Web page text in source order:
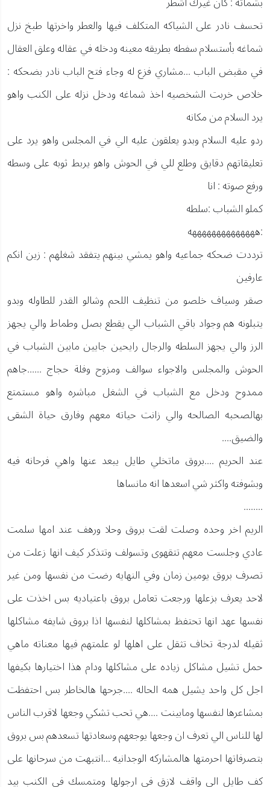
تحسف نادر على الشياكه المتكلف فيها والعطر واخرتها طبخ نزل
شماغه بأستسلام سفطه بطريقه معينه ودخله في عقاله وعلق العقال
في مقبض الباب ...مشاري فزع له وجاء فتح الباب نادر بضحكه :
خلاص خربت الشخصيه اخذ شماغه ودخل نزله على الكنب واهو
يرد السلام من مكانه
ردو عليه السلام وبدو يعلقون عليه الي في المجلس واهو يرد على
تعليقاتهم دقايق وطلع للي في الحوش واهو يربط ثوبه على وسطه
ورفع صوته : انا
كملو الشباب :سلطه
:ههههههههههههههه
ترددت ضحكه جماعيه واهو يمشي بينهم يتفقد شغلهم : زين انكم
عارفين
صقر وسياف خلصو من تنظيف اللحم وشالو القدر للطاوله وبدو
يتبلونه هم وجواد باقي الشباب الي يقطع بصل وطماط والي يجهز
الرز والي يجهز السلطه والرجال رايحين جايين مابين الشباب في
الحوش والمجلس والاجواء سوالف ومزوح وفلة حجاج ......جاهم
ممدوح ودخل مع الشباب في الشغل مباشره واهو مستمتع
بهالصحبه الصالحه والي زانت حياته معهم وفارق حياة الشقى
والضيق....
عند الحريم ....بروق ماتخلي طايل يبعد عنها واهي فرحانه فيه
وبشوفته واكثر شي اسعدها انه مانساها
........
الريم اخر وحده وصلت لقت بروق وحلا ورهف عند امها سلمت
عادي وجلست معهم تتقهوى وتسولف وتتذكر كيف انها زعلت من
تصرف بروق يومين زمان وفي النهايه رضت من نفسها ومن غير
لاحد يعرف بزعلها ورجعت تعامل بروق باعتياديه بس اخذت على
نفسها عهد انها تحتفظ بمشاكلها لنفسها اذا بروق شايفه مشاكلها
ثقيله لدرجة تخاف تثقل على اهلها لو علمتهم فيها معناته ماهي
حمل تشيل مشاكل زياده على مشاكلها ودام هذا اختيارها بكيفها
اجل كل واحد يشيل همه الحاله ....جرحها هالخاطر بس احتفظت
بمشاعرها لنفسها ومابينت ....هي تحب تشكي وجعها لاقرب الناس
لها للناس الي تعرف ان وجعها يوجعهم وسعادتها تسعدهم بس بروق
بتصرفاتها احرمتها هالمشاركه الوجدانيه ...انتبهت من سرحانها على
كف طايل الي واقف لازق في ارجولها ومتمسك في الكنب بيد